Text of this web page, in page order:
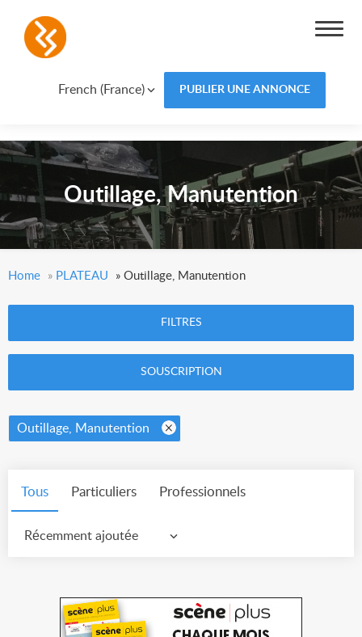
French (France) PUBLIER UNE ANNONCE
Outillage, Manutention
Home » PLATEAU » Outillage, Manutention
FILTRES
SOUSCRIPTION
Outillage, Manutention
Tous Particuliers Professionnels
Récemment ajoutée